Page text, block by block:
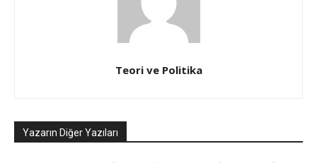
Teori ve Politika
Yazarın Diğer Yazıları